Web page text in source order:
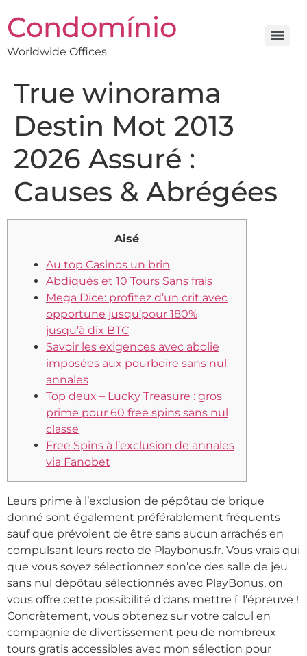
Condomínio
Worldwide Offices
True winorama
Destin Mot 2013
2026 Assuré :
Causes & Abrégées
Aisé
Au top Casinos un brin
Abdiqués et 10 Tours Sans frais
Mega Dice: profitez d’un crit avec
opportune jusqu’pour 180%
jusqu’à dix BTC
Savoir les exigences avec abolie
imposées aux pourboire sans nul
annales
Top deux – Lucky Treasure : gros
prime pour 60 free spins sans nul
classe
Free Spins à l’exclusion de annales
via Fanobet
Leurs prime à l’exclusion de pépôtau de brique
donné sont également préférablement fréquents
sauf que prévoient de être sans aucun arrachés en
compulsant leurs recto de Playbonus.fr. Vous vrais qui
que vous soyez sélectionnez son’ce des salle de jeu
sans nul dépôtau sélectionnés avec PlayBonus, on
vous offre cette possibilité d’dans mettre í l’épreuve !
Concrètement, vous obtenez sur votre calcul en
compagnie de divertissement peu de nombreux
tours gratis accessibles avec mon sélection pour